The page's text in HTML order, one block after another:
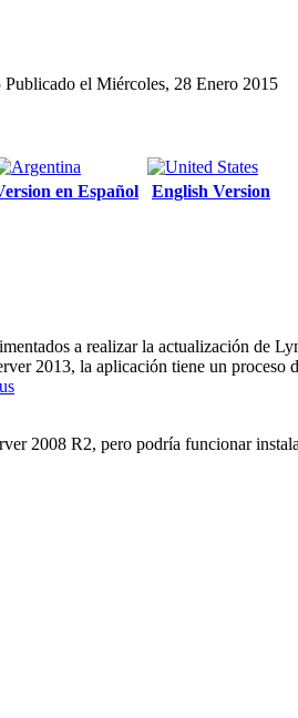
Publicado el Miércoles, 28 Enero 2015
en Español English Version
a realizar la actualización de
2013, la aplicación tiene un proceso
2008 R2, pero podría funcionar